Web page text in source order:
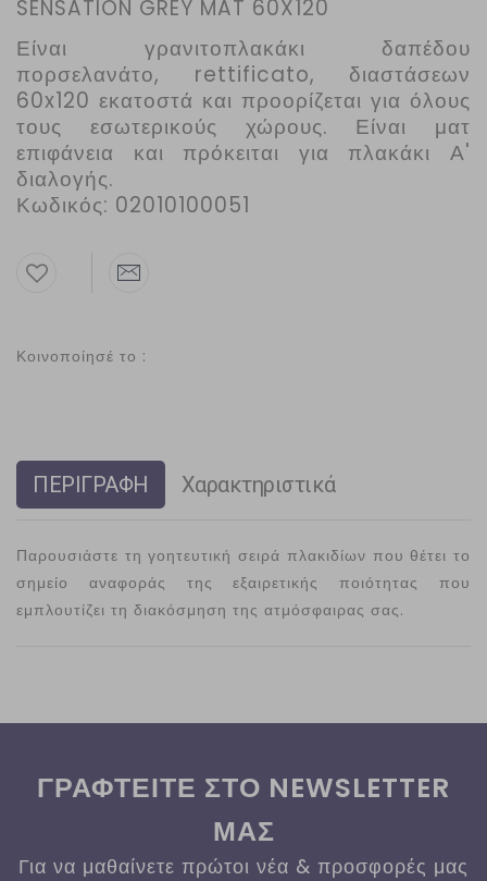
SENSATION GREY MAT 60X120
Είναι γρανιτοπλακάκι δαπέδου
πορσελανάτο, rettificato, διαστάσεων
60x120 εκατοστά και προορίζεται για όλους
τους εσωτερικούς χώρους. Είναι ματ
επιφάνεια και πρόκειται για πλακάκι Α'
διαλογής.
Κωδικός: 02010100051
Κοινοποίησέ το :
ΠΕΡΙΓΡΑΦΗ Χαρακτηριστικά
Παρουσιάστε τη γοητευτική σειρά πλακιδίων που θέτει το
σημείο αναφοράς της εξαιρετικήςποιότητας που
εμπλουτίζει τη διακόσμηση της ατμόσφαιρας σας.
ΓΡΑΦΤΕΙΤΕ ΣΤΟ NEWSLETTER
ΜΑΣ
Για να μαθαίνετε πρώτοι νέα & προσφορές μας